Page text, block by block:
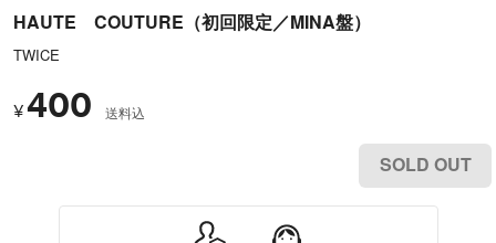
HAUTE COUTURE（初回限定／MINA盤）
TWICE
¥400 送料込
SOLD OUT